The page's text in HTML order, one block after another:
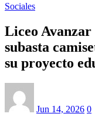
Sociales
Liceo
subasta
su proyecto
Jun 14, 2026 0